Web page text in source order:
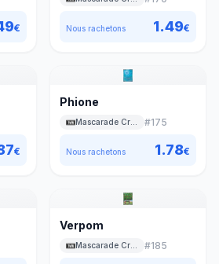
€ Nous rachetons 1.49€
€
Phione
#175
Nous rachetons 1.78€
Verpom
#185